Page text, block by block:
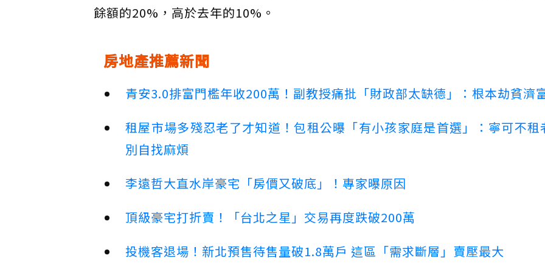
餘額的20%，高於去年的10%。
房地產推薦新聞
青安3.0排富門檻年收200萬！副教授痛批「財政部太缺德」：根本劫貧濟
租屋市場多殘忍老了才知道！包租公曝「有小孩家庭是首選」：寧可不租
別自找麻煩
李遠哲大直水岸豪宅「房價又破底」！專家曝原因
頂級豪宅打折賣！「台北之星」交易再度跌破200萬
投機客退場！新北預售待售量破1.8萬戶 這區「需求斷層」賣壓最大